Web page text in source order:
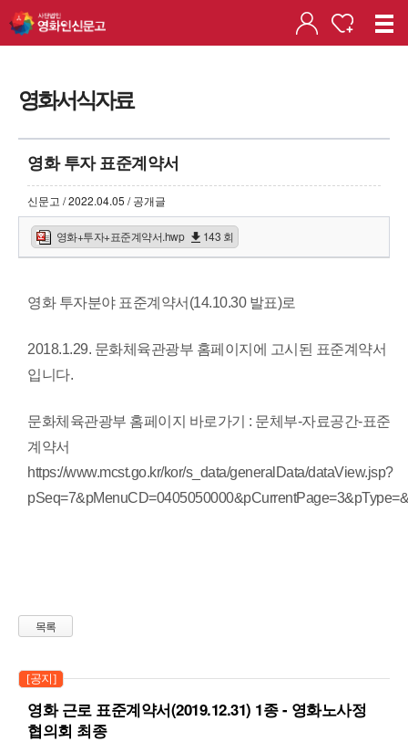
영화서식자료
영화 투자 표준계약서
신문고 / 2022.04.05 / 공개글
영화+투자+표준계약서.hwp 143 회
영화 투자분야 표준계약서(14.10.30 발표)로
2018.1.29. 문화체육관광부 홈페이지에 고시된 표준계약서
입니다.
문화체육관광부 홈페이지 바로가기 : 문체부-자료공간-표준
계약서
https://www.mcst.go.kr/kor/s_data/generalData/dataView.jsp?
목록
[공지]
영화 근로 표준계약서(2019.12.31) 1종 - 영화노사정
협의회 최종